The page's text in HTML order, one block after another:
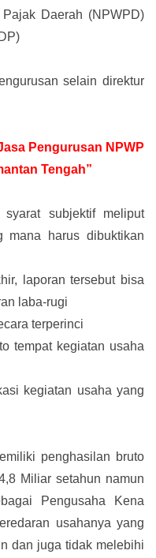
Daerah (NPWPD)
selain direktur
Pengurusan NPWP
Tengah”
subjektif meliput
mana harus dibuktikan
laporan tersebut bisa
laba-rugi
terperinci
tempat kegiatan usaha
kegiatan usaha yang
penghasilan bruto
Miliar setahun namun
Pengusaha Kena
usahanya yang
dan juga tidak melebihi